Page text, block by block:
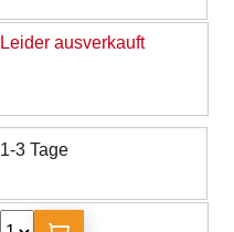
Leider ausverkauft
1-3 Tage